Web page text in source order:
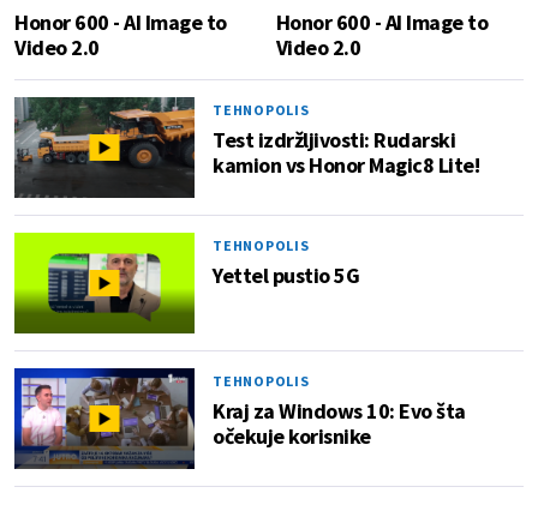
Honor 600 - AI Image to
Video 2.0
Honor 600 - AI Image to
Video 2.0
TEHNOPOLIS
Test izdržljivosti: Rudarski
kamion vs Honor Magic8 Lite!
TEHNOPOLIS
Yettel pustio 5G
TEHNOPOLIS
Kraj za Windows 10: Evo šta
očekuje korisnike